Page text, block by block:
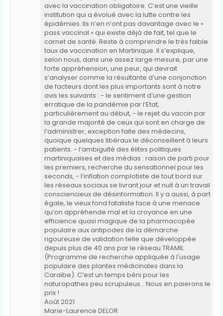
avec la vaccination obligatoire. C’est une vieille
institution qui a évolué avec la lutte contre les
épidémies. Ils n’en n’ont pas davantage avec le «
pass vaccinal » qui existe déjà de fait, tel que le
carnet de santé. Reste à comprendre le très faible
taux de vaccination en Martinique. Il s’explique,
selon nous, dans une assez large mesure, par une
forte appréhension, une peur, qui devrait
s’analyser comme la résultante d’une conjonction
de facteurs dont les plus importants sont à notre
avis les suivants : - le sentiment d’une gestion
erratique de la pandémie par l’Etat,
particulièrement au début, - le rejet du vaccin par
la grande majorité de ceux qui sont en charge de
l’administrer, exception faite des médecins,
quoique quelques libéraux le déconseillent à leurs
patients. - l’ambiguïté des élites politiques
martiniquaises et des médias : raison de parti pour
les premiers, recherche du sensationnel pour les
seconds, - l’inflation complotiste de tout bord sur
les réseaux sociaux se livrant jour et nuit à un travail
consciencieux de désinformation. Il y a aussi, à part
égale, le vieux fond fataliste face à une menace
qu’on appréhende mal et la croyance en une
efficience quasi magique de la pharmacopée
populaire aux antipodes de la démarche
rigoureuse de validation telle que développée
depuis plus de 40 ans par le réseau TRAMIL
(Programme de recherche appliquée à l'usage
populaire des plantes médicinales dans la
Caraïbe). C’est un temps béni pour les
naturopathes peu scrupuleux… Nous en paierons le
prix !
Août 2021
Marie-Laurence DELOR